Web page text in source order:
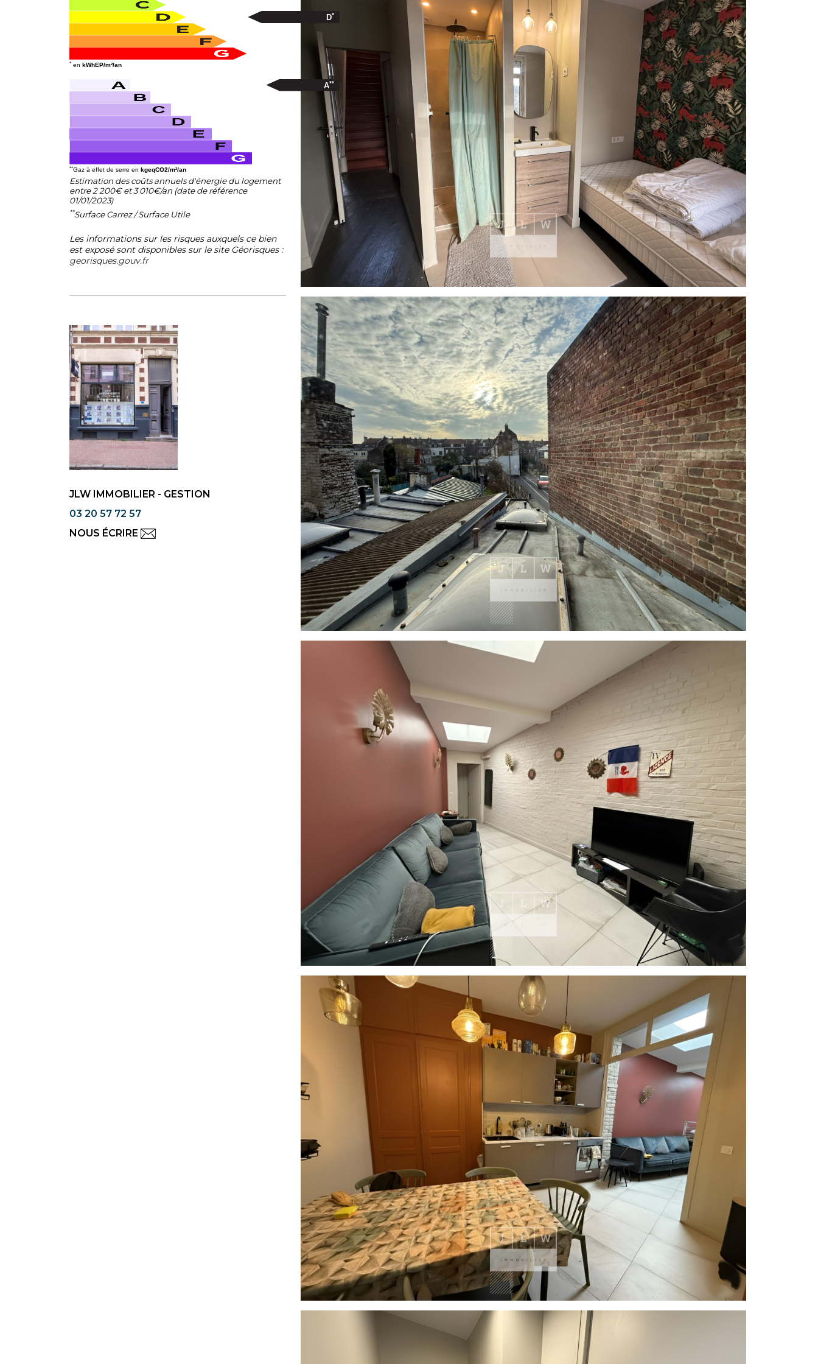
D*
* en kWhEP/m²/an
A**
**Gaz à effet de serre en kgeqCO2/m²/an
Estimation des coûts annuels d'énergie du logement
entre 2 200€ et 3 010€/an (date de référence
01/01/2023)
**Surface Carrez / Surface Utile
Les informations sur les risques auxquels ce bien
est exposé sont disponibles sur le site Géorisques :
georisques.gouv.fr
JLW IMMOBILIER - GESTION
03 20 57 72 57
NOUS ÉCRIRE